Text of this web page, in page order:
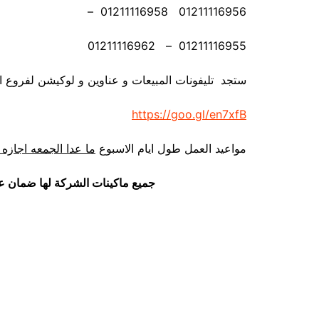
01211116956 01211116958 –
01211116955 – 01211116962
ستجد تليفونات المبيعات و عناوين و لوكيشن لفروع
https://goo.gl/en7xfB
مواعيد العمل طول ايام الاسبوع ما عدا الجمعه
جميع ماكينات الشركة لها ضمان